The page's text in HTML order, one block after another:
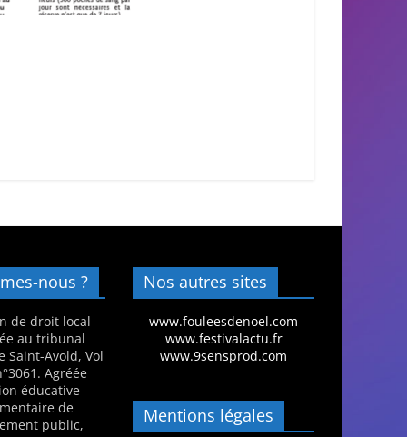
nous ?
de droit local
au tribunal
Saint-Avold, Vol
Agréée
éducative
de
public,
Nos autres sites
www.fouleesdenoel.com
www.festivalactu.fr
www.9sensprod.com
Mentions légales